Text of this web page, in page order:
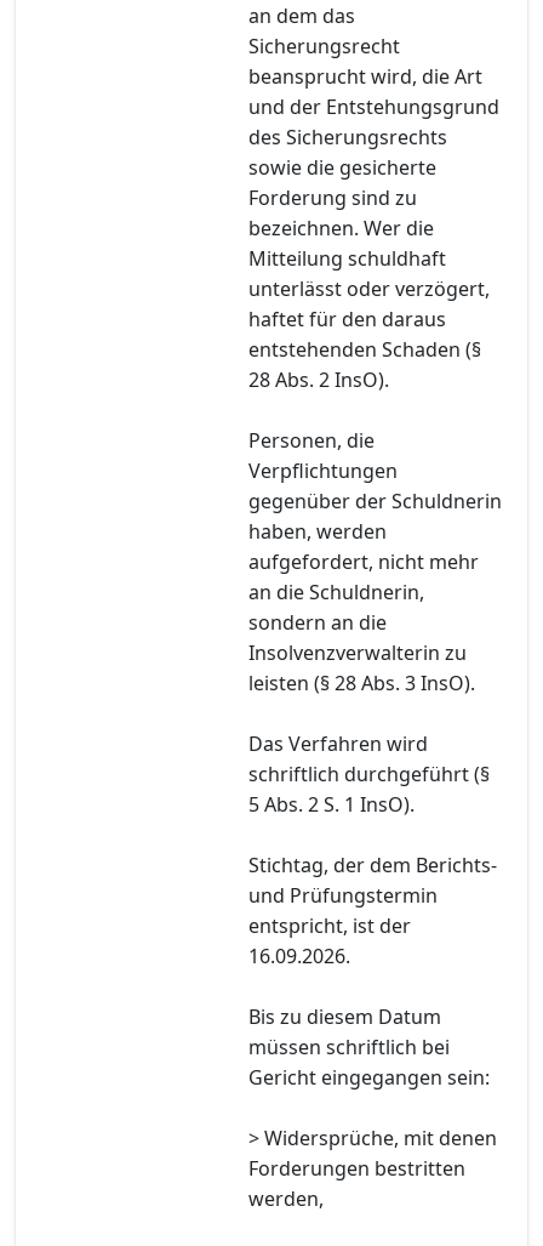
an dem das
Sicherungsrecht
beansprucht wird, die Art
und der Entstehungsgrund
des Sicherungsrechts
sowie die gesicherte
Forderung sind zu
bezeichnen. Wer die
Mitteilung schuldhaft
unterlässt oder verzögert,
haftet für den daraus
entstehenden Schaden (§
28 Abs. 2 InsO).
Personen, die
Verpflichtungen
gegenüber der Schuldnerin
haben, werden
aufgefordert, nicht mehr
an die Schuldnerin,
sondern an die
Insolvenzverwalterin zu
leisten (§ 28 Abs. 3 InsO).
Das Verfahren wird
schriftlich durchgeführt (§
5 Abs. 2 S. 1 InsO).
Stichtag, der dem Berichts-
und Prüfungstermin
entspricht, ist der
16.09.2026.
Bis zu diesem Datum
müssen schriftlich bei
Gericht eingegangen sein:
> Widersprüche, mit denen
Forderungen bestritten
werden,